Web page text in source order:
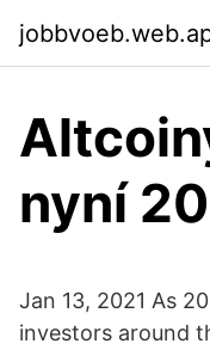
nyní
Jan 13, 2021 As
investors around